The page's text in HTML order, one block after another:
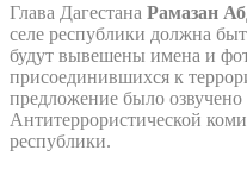
Глава Дагестана Рамазан
селе республики должна
будут вывешены имена и
присоединившихся к
предложение было
Антитеррористической
республики.